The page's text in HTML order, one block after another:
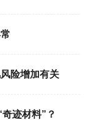
险增加有关
迹材料”？